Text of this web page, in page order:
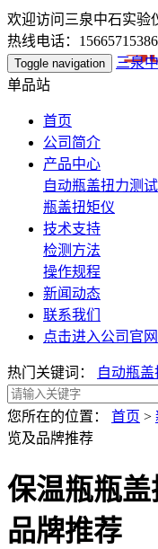
欢迎访问三泉中石实验
热线电话：15665715386
Toggle navigation
三泉
单品站
首页
公司简介
产品中心
自动瓶盖扭力测
瓶盖扭矩仪
技术支持
检测方法
操作规程
新闻动态
联系我们
点击进入公司官网
热门关键词： 自动瓶
您所在的位置： 首页 >
览及品牌推荐
保温瓶瓶
品牌推荐